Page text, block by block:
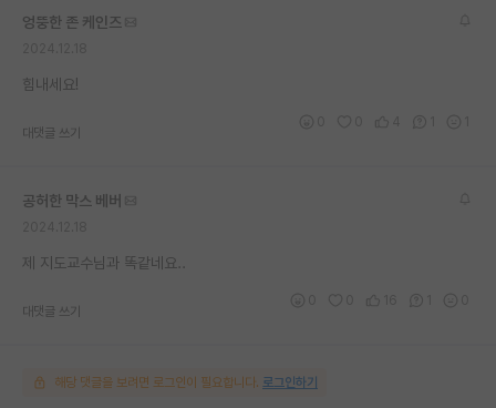
엉뚱한 존 케인즈
힘내세요!
대댓글 쓰기
공허한 막스 베버
제 지도교수님과 똑같네요..
대댓글 쓰기
해당 댓글을 보려면 로그인이 필요합니다. 로그인하기